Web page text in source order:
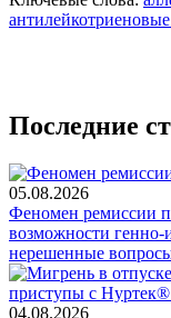
Последние
05.08.2026
Феномен ремиссии
возможности генно-
нерешенные
04.08.2026